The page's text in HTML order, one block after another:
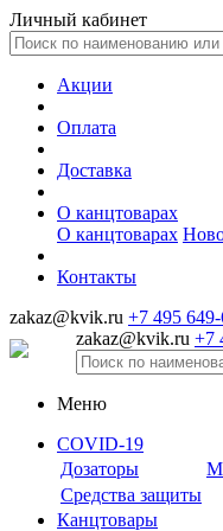
Личный кабинет
Акции
Оплата
Доставка
О канцтоварах
О канцтоварах
Контакты
zakaz@kvik.ru +7 495
zakaz@kvik.ru +7
Меню
COVID-19
Дозаторы
Средства защиты
Канцтовары